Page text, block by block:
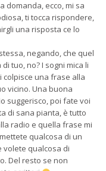
domanda, ecco, mi sa
ti tocca rispondere,
una risposta ce lo
negando, che quel
tuo, no? I sogni mica li
colpisce una frase alla
vicino. Una buona
suggerisco, poi fate voi
di sana pianta, è tutto
radio e quella frase mi
qualcosa di un
volete qualcosa di
Del resto se non